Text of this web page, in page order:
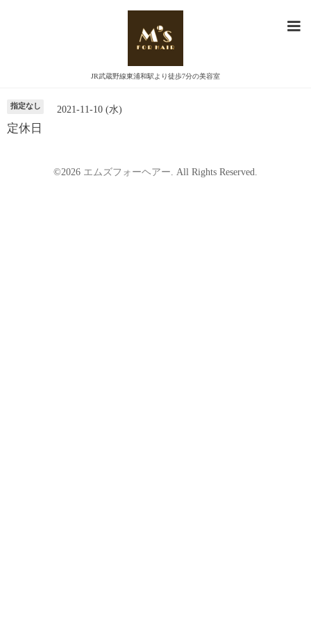
JR武蔵野線東浦和駅より徒歩7分の美容室
指定なし 2021-11-10 (水)
定休日
©2026 エムズフォーヘアー . All Rights Reserved.